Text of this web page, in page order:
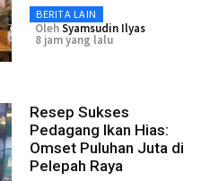
BERITA LAIN
OlehSyamsudin Ilyas
8 jam yang lalu
Resep Sukses
Pedagang Ikan Hias:
Omset Puluhan Juta di
Pelepah Raya